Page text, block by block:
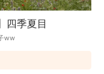
四季夏目
ww